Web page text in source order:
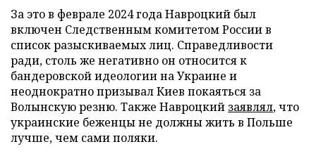
За это в феврале 2024 года Навроцкий был
включен Следственным комитетом России в
список разыскиваемых лиц. Справедливости
ради, столь же негативно он относится к
бандеровской идеологии на Украине и
неоднократно призывал Киев покаяться за
Волынскую резню. Также Навроцкий заявлял, что
украинские беженцы не должны жить в Польше
лучше, чем сами поляки.